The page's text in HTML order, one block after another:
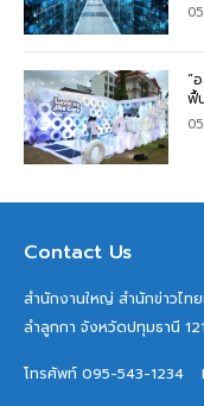
“
ฟื้
Contact Us
สำนักงานใหญ่ สำนักข่าวไท
ลำลูกกา จังหวัดปทุมธานี
โทรศัพท์ 095-543-1234